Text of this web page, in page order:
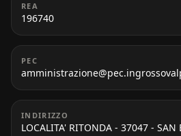
REA
196740
PEC
INDIRIZZO
LOCALITA' RITONDA - 37047 - SAN